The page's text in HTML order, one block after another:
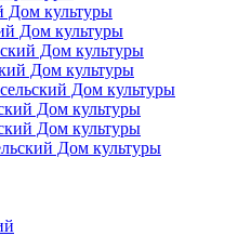
Дом культуры
Дом культуры
Дом культуры
Дом культуры
Дом культуры
Дом культуры
Дом культуры
Дом культуры